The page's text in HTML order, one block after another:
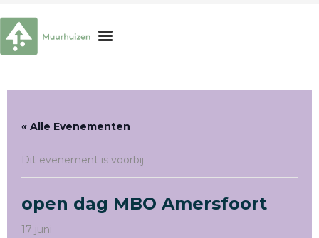
e
Praktische informatie
Interesse in onze school?
« Alle Evenementen
Dit evenement is voorbij.
open dag MBO Amersfoort
17 juni